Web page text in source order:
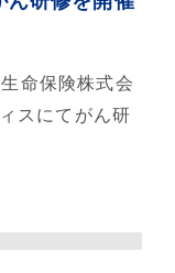
命保険株式会
スにてがん研